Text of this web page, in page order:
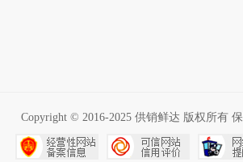
Copyright © 2016-2025 供销鲜达 版权所有